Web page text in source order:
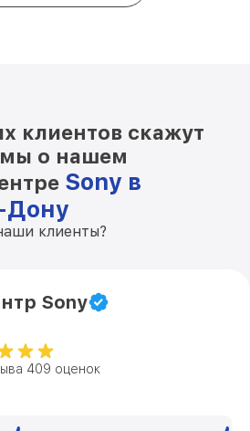
клиентов скажут
о нашем
Sony в
Дону
клиенты?
Sony
409 оценок